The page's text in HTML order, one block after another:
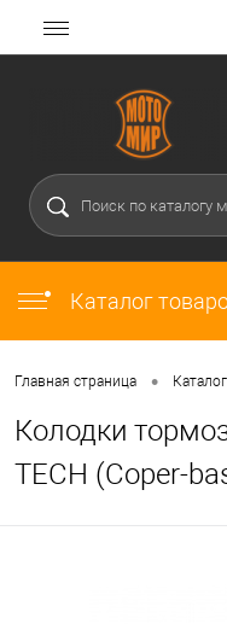
Каталог
Главная страница •
Колодки
TECH (Coper-